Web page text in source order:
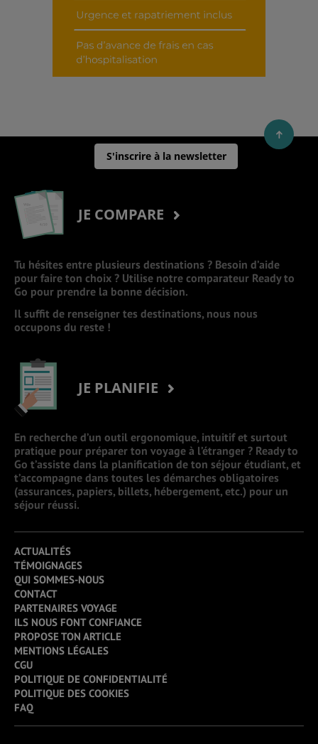
S'inscrire à la newsletter
JE COMPARE
Tu hésites entre plusieurs destinations ? Besoin d’aide
pour faire ton choix ? Utilise notre comparateur Ready to
Go pour prendre la bonne décision.
Il suffit de renseigner tes destinations, nous nous
occupons du reste !
JE PLANIFIE
En recherche d’un outil ergonomique, intuitif et surtout
pratique pour préparer ton voyage à l’étranger ? Ready to
Go t’assiste dans la planification de ton séjour étudiant, et
t’accompagne dans toutes les démarches obligatoires
(assurances, papiers, billets, hébergement, etc.) pour un
séjour réussi.
ACTUALITÉS
TÉMOIGNAGES
QUI SOMMES-NOUS
CONTACT
PARTENAIRES VOYAGE
ILS NOUS FONT CONFIANCE
PROPOSE TON ARTICLE
MENTIONS LÉGALES
CGU
POLITIQUE DE CONFIDENTIALITÉ
POLITIQUE DES COOKIES
FAQ